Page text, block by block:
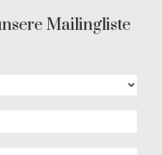
Mailingliste